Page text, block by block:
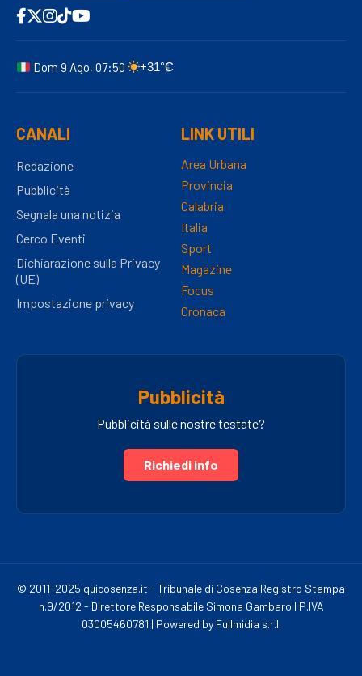
Dom 9 Ago, 07:50 +31°C
CANALI
Redazione
Pubblicità
Segnala una notizia
Cerco Eventi
Dichiarazione sulla Privacy
(UE)
Impostazione privacy
LINK UTILI
Area Urbana
Provincia
Calabria
Italia
Sport
Magazine
Focus
Cronaca
Pubblicità
Pubblicità sulle nostre testate?
Richiedi info
© 2011-2025 quicosenza.it - Tribunale di Cosenza Registro Stampa
n.9/2012 - Direttore Responsabile Simona Gambaro | P.IVA
03005460781 | Powered by Fullmidia s.r.l.